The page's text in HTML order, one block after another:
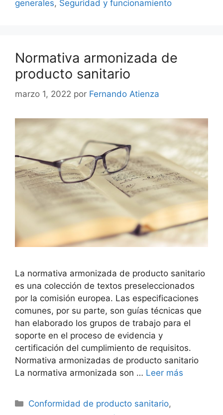
generales, Seguridad y funcionamiento
Normativa armonizada de
producto sanitario
marzo 1, 2022 por Fernando Atienza
La normativa armonizada de producto sanitario
es una colección de textos preseleccionados
por la comisión europea. Las especificaciones
comunes, por su parte, son guías técnicas que
han elaborado los grupos de trabajo para el
soporte en el proceso de evidencia y
certificación del cumplimiento de requisitos.
Normativa armonizadas de producto sanitario
La normativa armonizada son … Leer más
Conformidad de producto sanitario,